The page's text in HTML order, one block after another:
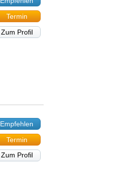
Termin
Zum Profil
Empfehlen
Termin
Zum Profil